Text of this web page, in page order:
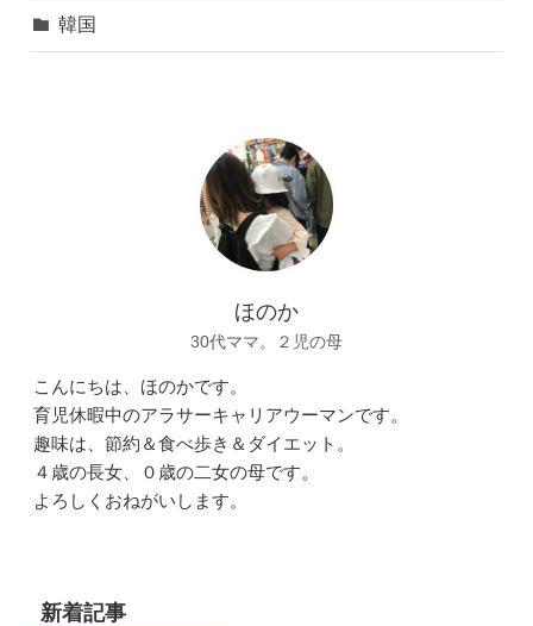
韓国
ほのか
30代ママ。２児の母
こんにちは、ほのかです。
育児休暇中のアラサーキャリアウーマンです。
趣味は、節約＆食べ歩き＆ダイエット。
４歳の長女、０歳の二女の母です。
よろしくおねがいします。
新着記事